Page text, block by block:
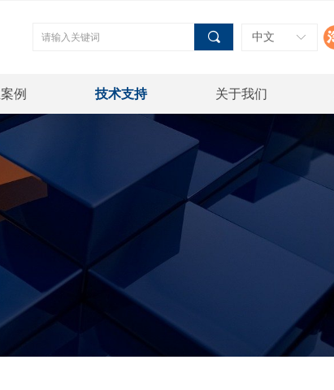
例 技术支持 关于我们
ꀅ
中文
끠